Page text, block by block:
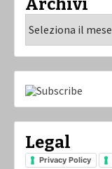
Legal
Privacy Policy